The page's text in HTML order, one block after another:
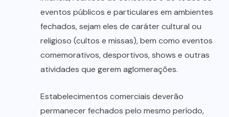
eventos públicos e particulares em ambientes
fechados, sejam eles de caráter cultural ou
religioso (cultos e missas), bem como eventos
comemorativos, desportivos, shows e outras
atividades que gerem aglomerações.
Estabelecimentos comerciais deverão
permanecer fechados pelo mesmo período,